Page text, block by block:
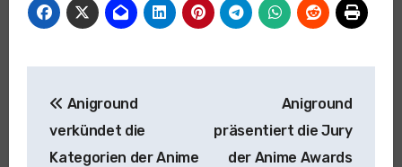
Aniground
verkündet die
Kategorien der Anime
Aniground
präsentiert die Jury
der Anime Awards